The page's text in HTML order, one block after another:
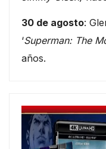
30 de agosto:
‘Superman: The
años.